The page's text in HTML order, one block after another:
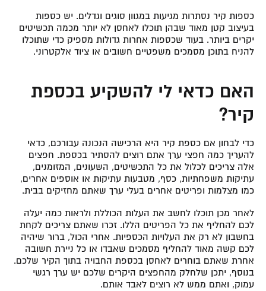
כספות קיר נסתרות מגיעות במגוון סוגים וגדלים. יש כספות
בעיצוב קטן מאוד שבהן תוכלו לאחסן לא יותר מכמה תכשיטים
יקרים ביותר. בעוד שכספות אחרות גדולות מספיק כדי שתוכלו
להניח בתוכן מסמכים משפטיים חשובים או ציוד אלקטרוני.
האם כדאי לי להשקיע בכספת
קיר?
כדי לבחון אם כספת קיר היא הרכישה הנכונה עבורכם, כדאי
להעריך כמה חפצי ערך אתם רוצים להסתיר בכספת. חפצים
אלה צריכים לכלול את כל התכשיטים, השעונים, המזומנים,
עתיקות משפחתיות, כסף, מטבעות עתיקות או אוספים אחרים,
כמו מצלמות ופריטים אחרים בעלי ערך שאתם מחזיקים בבית.
לאחר מכן תוכלו לחשב את העלות הכוללת ולראות כמה יעלה
לכם להחליף את כל הפריטים הללו. זכרו שאתם צריכים לקחת
בחשבון לא רק את העלויות הכספיות. אחרי הכול, ברור שיהיה
לכם קשה מאוד להחליף מסמכים שאבדו או כל ניירת חשובה
אחרת שאתם בוחרים לאחסן בכספת החבויה בתוך הקיר שלכם.
בנוסף, יתכן שלחלק מהחפצים היקרים שלכם יש ערך רגשי
עמוק, ואתם ממש לא רוצים לאבד אותם.